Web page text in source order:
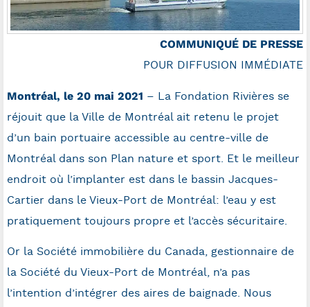
COMMUNIQUÉ DE PRESSE
POUR DIFFUSION IMMÉDIATE
Montréal, le 20 mai 2021 – La Fondation Rivières se
réjouit que la Ville de Montréal ait retenu le projet
d’un bain portuaire accessible au centre-ville de
Montréal dans son Plan nature et sport. Et le meilleur
endroit où l’implanter est dans le bassin Jacques-
Cartier dans le Vieux-Port de Montréal: l’eau y est
pratiquement toujours propre et l’accès sécuritaire.
Or la Société immobilière du Canada , gestionnaire de
la Société du Vieux-Port de Montréal, n’a pas
l’intention d’intégrer des aires de baignade. Nous